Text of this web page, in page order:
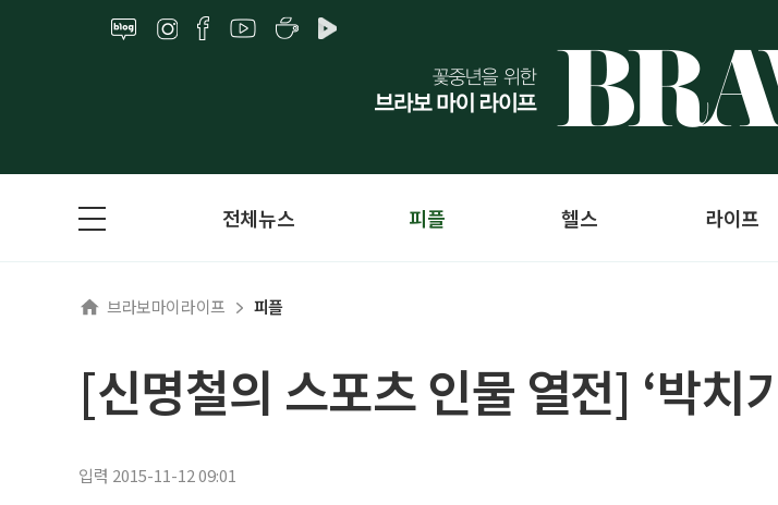
전체뉴스 피플 헬스 라이프
브라보마이라이프 피플
[신명철의 스포츠 인물 열전] ‘박치
입력 2015-11-12 09:01